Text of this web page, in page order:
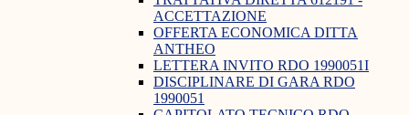
ACCETTAZIONE
OFFERTA ECONOMICA DITTA
ANTHEO
LETTERA INVITO RDO 1990051I
DISCIPLINARE DI GARA RDO
1990051